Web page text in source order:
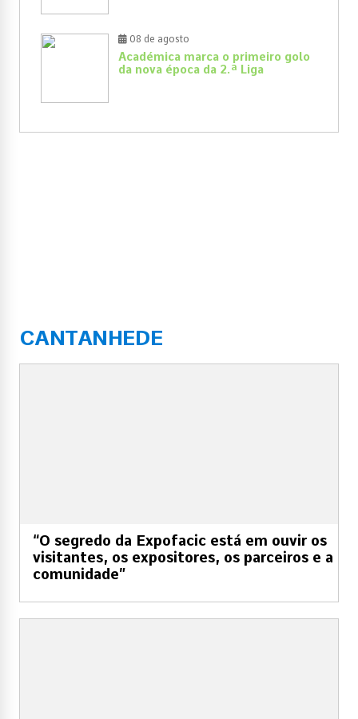
08 de agosto
Académica marca o primeiro golo
da nova época da 2.ª Liga
CANTANHEDE
“O segredo da Expofacic está em ouvir os
visitantes, os expositores, os parceiros e a
comunidade”